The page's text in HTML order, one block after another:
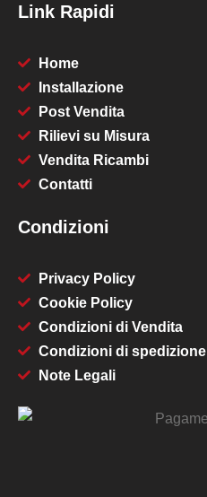
Link Rapidi
Home
Installazione
Post Vendita
Rilievi su Misura
Vendita Ricambi
Contatti
Condizioni
Privacy Policy
Cookie Policy
Condizioni di Vendita
Condizioni di spedizione
Note Legali